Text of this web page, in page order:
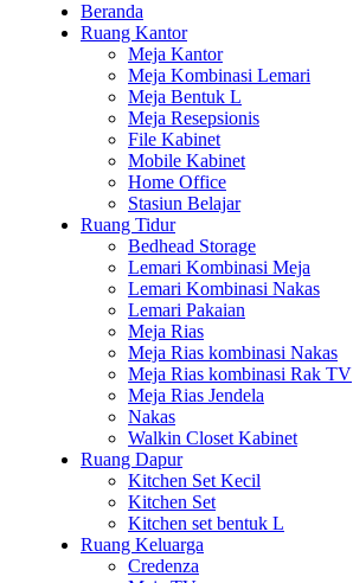
Beranda
Ruang Kantor
Meja Kantor
Meja Kombinasi Lemari
Meja Bentuk L
Meja Resepsionis
File Kabinet
Mobile Kabinet
Home Office
Stasiun Belajar
Ruang Tidur
Bedhead Storage
Lemari Kombinasi Meja
Lemari Kombinasi Nakas
Lemari Pakaian
Meja Rias
Meja Rias kombinasi Nakas
Meja Rias kombinasi Rak TV
Meja Rias Jendela
Nakas
Walkin Closet Kabinet
Ruang Dapur
Kitchen Set Kecil
Kitchen Set
Kitchen set bentuk L
Ruang Keluarga
Credenza